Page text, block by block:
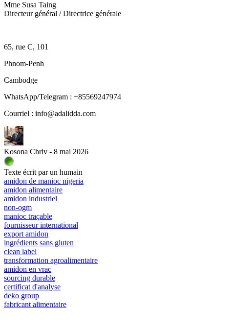
Mme Susa Taing
Directeur général / Directrice générale
65, rue C, 101
Phnom-Penh
Cambodge
WhatsApp/Telegram : +85569247974
Courriel : info@adalidda.com
Kosona Chriv - 8 mai 2026
Texte écrit par un humain
amidon de manioc nigeria
amidon alimentaire
amidon industriel
non-ogm
manioc traçable
fournisseur international
export amidon
ingrédients sans gluten
clean label
transformation agroalimentaire
amidon en vrac
sourcing durable
certificat d'analyse
deko group
fabricant alimentaire